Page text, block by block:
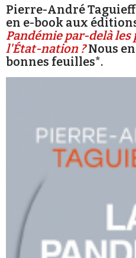
Faire un
Se
Pierre-André
en e-book aux
Pandémie par-delà
l'État-nation ?Nous
bonnes feuilles*.